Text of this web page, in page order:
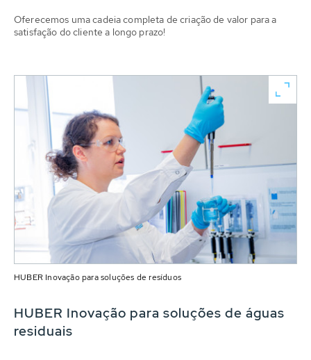
Oferecemos uma cadeia completa de criação de valor para a
satisfação do cliente a longo prazo!
HUBER Inovação para soluções de resíduos
HUBER Inovação para soluções de águas
residuais